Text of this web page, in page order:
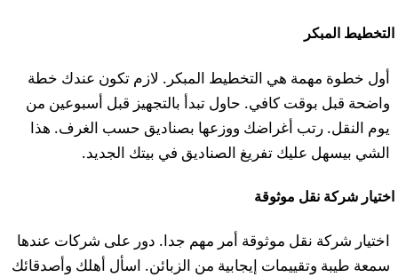
التخطيط المبكر
أول خطوة مهمة هي التخطيط المبكر. لازم تكون عندك خطة
واضحة قبل بوقت كافي. حاول تبدأ بالتجهيز قبل أسبوعين من
يوم النقل. رتب أغراضك ووزعها بصناديق حسب الغرف. هذا
الشي بيسهل عليك تفريغ الصناديق في بيتك الجديد.
اختيار شركة نقل موثوقة
اختيار شركة نقل موثوقة أمر مهم جدا. دور على شركات عندها
سمعة طيبة وتقييمات إيجابية من الزبائن. اسأل أهلك وأصدقائك